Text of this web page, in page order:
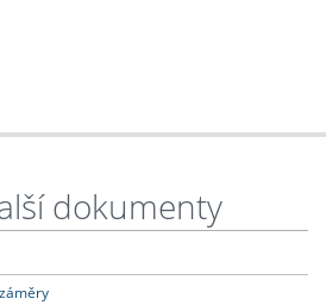
dokumenty